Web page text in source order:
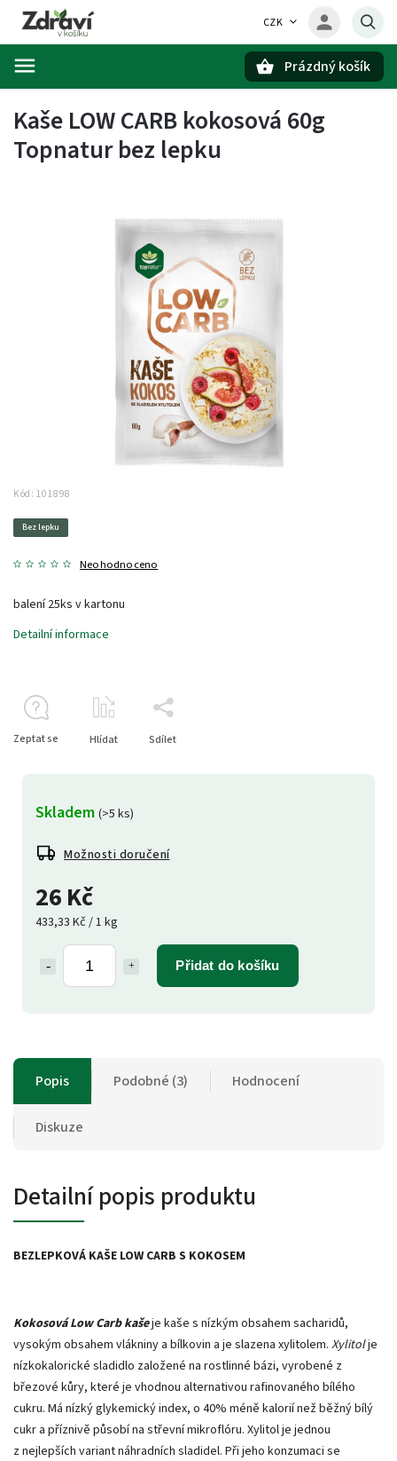
CZK
Prázdný košík
Kaše LOW CARB kokosová 60g
Topnatur bez lepku
Kód: 101898
Bez lepku
Neohodnoceno
26 Kč
433,33 Kč / 1 kg
Přidat do košíku
Skladem (>5 ks)
Možnosti doručení
balení 25ks v kartonu
Detailní informace
Zeptat se Hlídat Sdílet
Popis Podobné (3) Hodnocení
Diskuze
Detailní popis produktu
BEZLEPKOVÁ KAŠE LOW CARB S KOKOSEM
Kokosová Low Carb kašeje kaše s nízkým obsahem sacharidů,
vysokým obsahem vlákniny a bílkovin a je slazena xylitolem. Xylitolje
nízkokalorické sladidlo založené na rostlinné bázi, vyrobené z
březové kůry, které je vhodnou alternativou rafinovaného bílého
cukru. Má nízký glykemický index, o 40% méně kalorií než běžný bílý
cukr a příznivě působí na střevní mikroflóru. Xylitol je jednou
z nejlepších variant náhradních sladidel. Při jeho konzumaci se